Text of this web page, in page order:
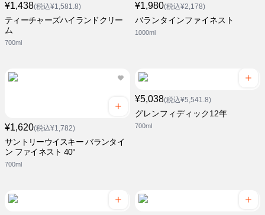
¥1,438(税込¥1,581.8)
ティーチャーズハイランドクリー
ム
700ml
¥1,980(税込¥2,178)
バランタインファイネスト
1000ml
¥1,620(税込¥1,782)
サントリーウイスキー バランタイ
ン ファイネスト 40°
700ml
¥5,038(税込¥5,541.8)
グレンフィディック12年
700ml